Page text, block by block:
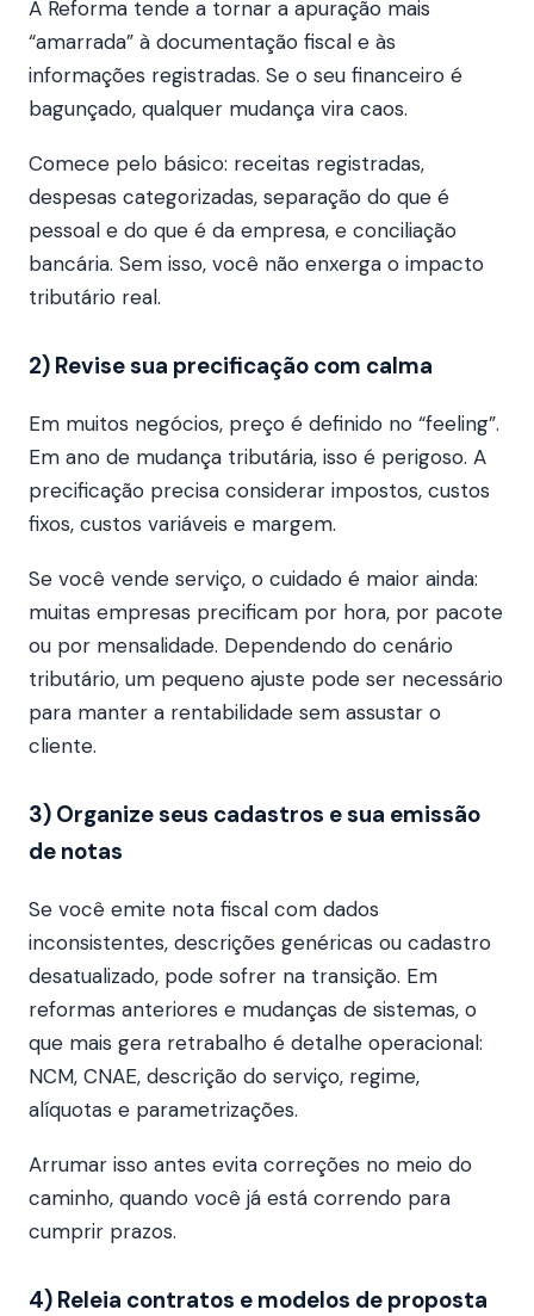
A Reforma tende a tornar a apuração mais
“amarrada” à documentação fiscal e às
informações registradas. Se o seu financeiro é
bagunçado, qualquer mudança vira caos.
Comece pelo básico: receitas registradas,
despesas categorizadas, separação do que é
pessoal e do que é da empresa, e conciliação
bancária. Sem isso, você não enxerga o impacto
tributário real.
2) Revise sua precificação com calma
Em muitos negócios, preço é definido no “feeling”.
Em ano de mudança tributária, isso é perigoso. A
precificação precisa considerar impostos, custos
fixos, custos variáveis e margem.
Se você vende serviço, o cuidado é maior ainda:
muitas empresas precificam por hora, por pacote
ou por mensalidade. Dependendo do cenário
tributário, um pequeno ajuste pode ser necessário
para manter a rentabilidade sem assustar o
cliente.
3) Organize seus cadastros e sua emissão
de notas
Se você emite nota fiscal com dados
inconsistentes, descrições genéricas ou cadastro
desatualizado, pode sofrer na transição. Em
reformas anteriores e mudanças de sistemas, o
que mais gera retrabalho é detalhe operacional:
NCM, CNAE, descrição do serviço, regime,
alíquotas e parametrizações.
Arrumar isso antes evita correções no meio do
caminho, quando você já está correndo para
cumprir prazos.
4) Releia contratos e modelos de proposta